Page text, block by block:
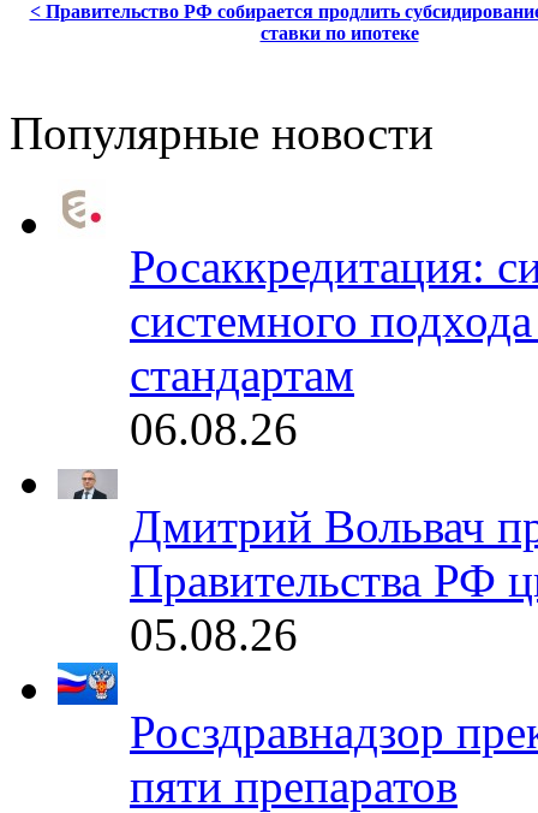
< Правительство РФ собирается продлить
ставки по ипотеке
Популярные новости
Росаккредитация:
системного
стандартам
06.08.26
Дмитрий Вольвач
Правительства РФ
05.08.26
Росздравнадзор
пяти препаратов